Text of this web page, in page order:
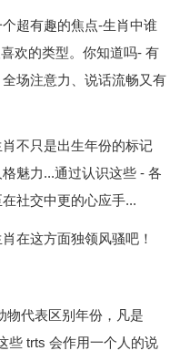
超有趣的焦点-生肖中谁
欢的类型。你知道吗- 有
场注意力、说话流畅又有
不只是出生年份的标记
魅力...通过认识这些 - 各
社交中更的心应手...
在这方面独领风骚吧！
物代表区别年份，凡是
些 trts 会作用一个人的说